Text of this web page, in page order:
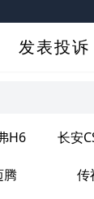
发表投诉
H6
腾 传